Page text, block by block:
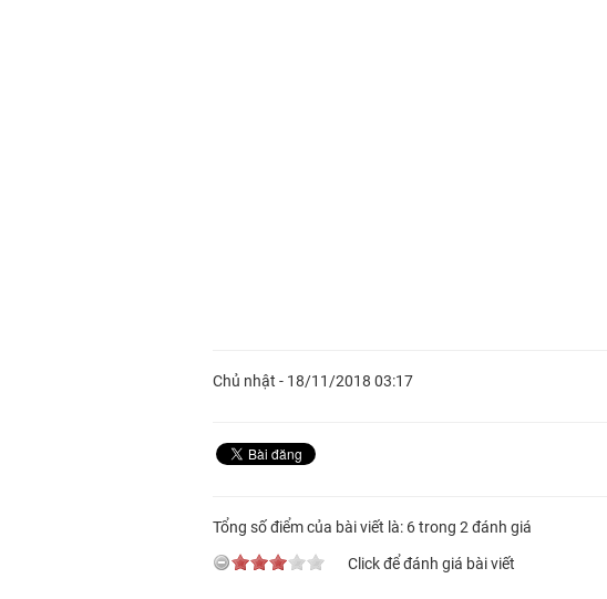
Chủ nhật - 18/11/2018 03:17
Tổng số điểm của bài viết là: 6 trong 2 đánh giá
Click để đánh giá bài viết